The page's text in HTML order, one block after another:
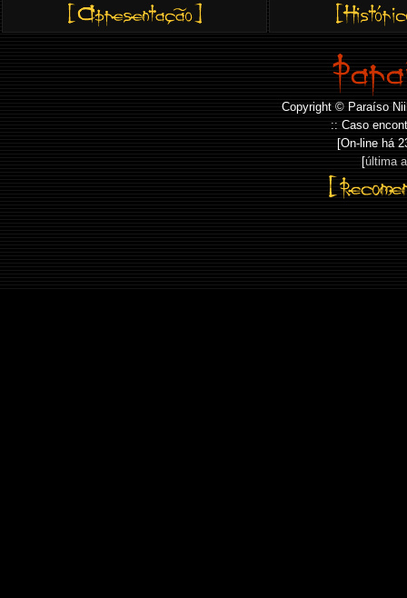
Copyright © Paraíso
:: Caso
[On-line há
[última